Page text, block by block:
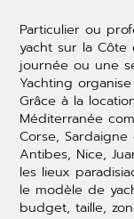
Particulier ou
yacht sur la
journée ou une
Yachting
Grâce à la
Méditerranée
Corse, Sardaigne
Antibes, Nice,
les lieux
le modèle de
budget, taille,